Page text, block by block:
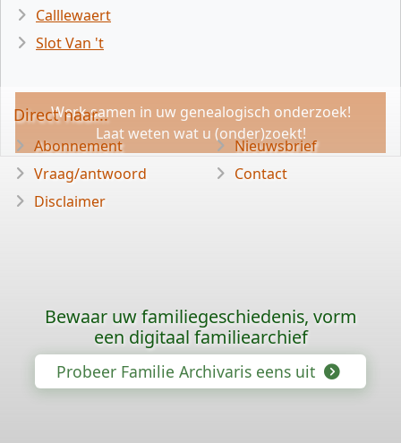
Calllewaert
Slot Van 't
Werk samen in uw genealogisch onderzoek!
Laat weten wat u (onder)zoekt!
Direct naar...
Abonnement
Vraag/antwoord
Disclaimer
Nieuwsbrief
Contact
Bewaar uw familiegeschiedenis, vorm
een digitaal familiearchief
Probeer Familie Archivaris eens uit